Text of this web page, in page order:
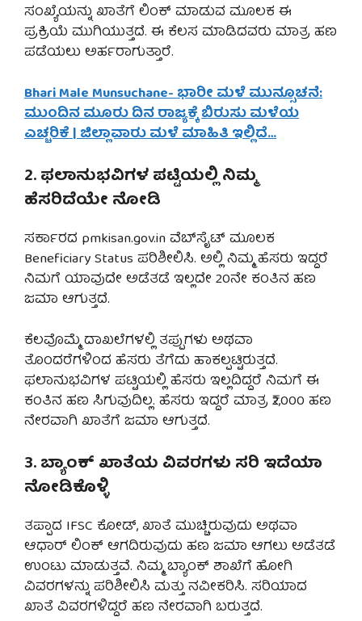
ಸಂಖ್ಯೆಯನ್ನು ಖಾತೆಗೆ ಲಿಂಕ್ ಮಾಡುವ ಮೂಲಕ ಈ
ಪ್ರಕ್ರಿಯೆ ಮುಗಿಯುತ್ತದೆ. ಈ ಕೆಲಸ ಮಾಡಿದವರು ಮಾತ್ರ ಹಣ
ಪಡೆಯಲು ಅರ್ಹರಾಗುತ್ತಾರೆ.
Bhari Male Munsuchane- ಭಾರೀ ಮಳೆ ಮುನ್ಸೂಚನೆ:
ಮುಂದಿನ ಮೂರು ದಿನ ರಾಜ್ಯಕ್ಕೆ ಬಿರುಸು ಮಳೆಯ
ಎಚ್ಚರಿಕೆ | ಜಿಲ್ಲಾವಾರು ಮಳೆ ಮಾಹಿತಿ ಇಲ್ಲಿದೆ…
2. ಫಲಾನುಭವಿಗಳ ಪಟ್ಟಿಯಲ್ಲಿ ನಿಮ್ಮ
ಹೆಸರಿದೆಯೇ ನೋಡಿ
ಸರ್ಕಾರದ pmkisan.gov.in ವೆಬ್‌ಸೈಟ್ ಮೂಲಕ
Beneficiary Status ಪರಿಶೀಲಿಸಿ. ಅಲ್ಲಿ ನಿಮ್ಮ ಹೆಸರು ಇದ್ದರೆ
ನಿಮಗೆ ಯಾವುದೇ ಅಡೆತಡೆ ಇಲ್ಲದೇ 20ನೇ ಕಂತಿನ ಹಣ
ಜಮಾ ಆಗುತ್ತದೆ.
ಕೆಲವೊಮ್ಮೆ ದಾಖಲೆಗಳಲ್ಲಿ ತಪ್ಪುಗಳು ಅಥವಾ
ತೊಂದರೆಗಳಿಂದ ಹೆಸರು ತೆಗೆದು ಹಾಕಲ್ಪಟ್ಟಿರುತ್ತದೆ.
ಫಲಾನುಭವಿಗಳ ಪಟ್ಟಿಯಲ್ಲಿ ಹೆಸರು ಇಲ್ಲದಿದ್ದರೆ ನಿಮಗೆ ಈ
ಕಂತಿನ ಹಣ ಸಿಗುವುದಿಲ್ಲ. ಹೆಸರು ಇದ್ದರೆ ಮಾತ್ರ ₹2,000 ಹಣ
ನೇರವಾಗಿ ಖಾತೆಗೆ ಜಮಾ ಆಗುತ್ತದೆ.
3. ಬ್ಯಾಂಕ್ ಖಾತೆಯ ವಿವರಗಳು ಸರಿ ಇದೆಯಾ
ನೋಡಿಕೊಳ್ಳಿ
ತಪ್ಪಾದ IFSC ಕೋಡ್, ಖಾತೆ ಮುಚ್ಚಿರುವುದು ಅಥವಾ
ಆಧಾರ್ ಲಿಂಕ್ ಆಗದಿರುವುದು ಹಣ ಜಮಾ ಆಗಲು ಅಡೆತಡೆ
ಉಂಟು ಮಾಡುತ್ತವೆ. ನಿಮ್ಮ ಬ್ಯಾಂಕ್ ಶಾಖೆಗೆ ಹೋಗಿ
ವಿವರಗಳನ್ನು ಪರಿಶೀಲಿಸಿ ಮತ್ತು ನವೀಕರಿಸಿ. ಸರಿಯಾದ
ಖಾತೆ ವಿವರಗಳಿದ್ದರೆ ಹಣ ನೇರವಾಗಿ ಬರುತ್ತದೆ.